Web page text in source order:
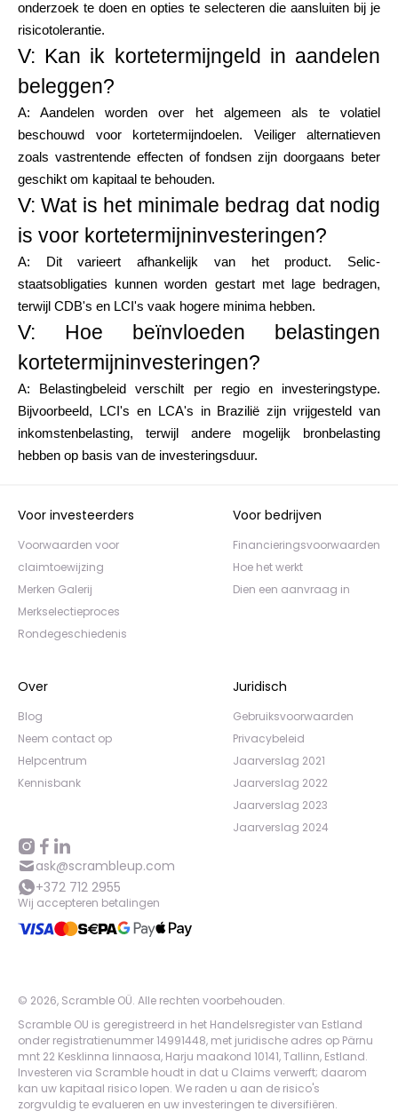
onderzoek te doen en opties te selecteren die aansluiten bij je
risicotolerantie.
V: Kan ik kortetermijngeld in aandelen
beleggen?
A: Aandelen worden over het algemeen als te volatiel
beschouwd voor kortetermijndoelen. Veiliger alternatieven
zoals vastrentende effecten of fondsen zijn doorgaans beter
geschikt om kapitaal te behouden.
V: Wat is het minimale bedrag dat nodig
is voor kortetermijninvesteringen?
A: Dit varieert afhankelijk van het product. Selic-
staatsobligaties kunnen worden gestart met lage bedragen,
terwijl CDB's en LCI's vaak hogere minima hebben.
V: Hoe beïnvloeden belastingen
kortetermijninvesteringen?
A: Belastingbeleid verschilt per regio en investeringstype.
Bijvoorbeeld, LCI's en LCA's in Brazilië zijn vrijgesteld van
inkomstenbelasting, terwijl andere mogelijk bronbelasting
hebben op basis van de investeringsduur.
Voor investeerders
Voorwaarden voor
claimtoewijzing
Merken Galerij
Merkselectieproces
Rondegeschiedenis
Voor bedrijven
Financieringsvoorwaarden
Hoe het werkt
Dien een aanvraag in
Over
Blog
Neem contact op
Helpcentrum
Kennisbank
Juridisch
Gebruiksvoorwaarden
Privacybeleid
Jaarverslag 2021
Jaarverslag 2022
Jaarverslag 2023
Jaarverslag 2024
ask@scrambleup.com
+372 712 2955
Wij accepteren betalingen
© 2026, Scramble OÜ. Alle rechten voorbehouden.
Scramble OU is geregistreerd in het Handelsregister van Estland
onder registratienummer 14991448, met juridische adres op Pärnu
mnt 22 Kesklinna linnaosa, Harju maakond 10141, Tallinn, Estland.
Investeren via Scramble houdt in dat u Claims verwerft; daarom
kan uw kapitaal risico lopen. We raden u aan de risico's
zorgvuldig te evalueren en uw investeringen te diversifiëren.